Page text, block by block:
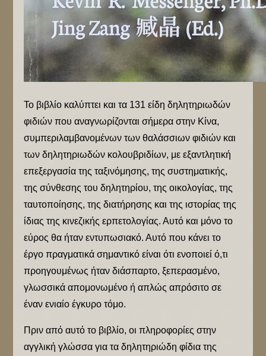
Το βιβλίο καλύπτει και τα 131 είδη δηλητηριωδών
φιδιών που αναγνωρίζονται σήμερα στην Κίνα,
συμπεριλαμβανομένων των θαλάσσιων φιδιών και
των δηλητηριωδών κολουβριδίων, με εξαντλητική
επεξεργασία της ταξινόμησης, της συστηματικής,
της σύνθεσης του δηλητηρίου, της οικολογίας, της
ταυτοποίησης, της διατήρησης και της ιστορίας της
ίδιας της κινεζικής ερπετολογίας. Αυτό και μόνο το
εύρος θα ήταν εντυπωσιακό. Αυτό που κάνει το
έργο πραγματικά σημαντικό είναι ότι ενοποιεί ό,τι
προηγουμένως ήταν διάσπαρτο, ξεπερασμένο,
γλωσσικά απομονωμένο ή απλώς απρόσιτο σε
έναν ενιαίο έγκυρο τόμο.
Πριν από αυτό το βιβλίο, οι πληροφορίες στην
αγγλική γλώσσα για τα δηλητηριώδη φίδια της